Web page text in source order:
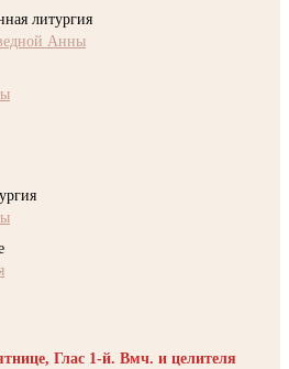
литургия
Анны
Глас 1-й. Вмч. и целителя